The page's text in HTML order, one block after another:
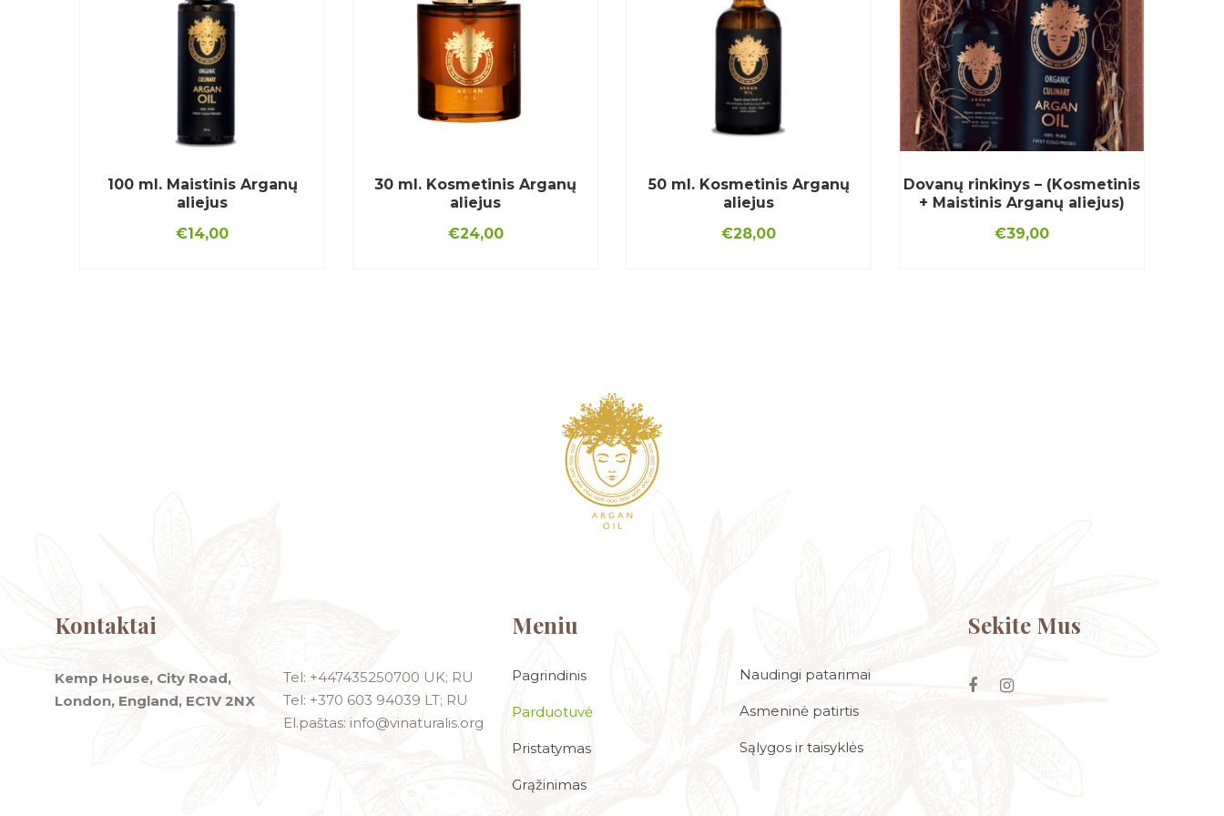
100 ml. Maistinis Arganų
aliejus
€14,00
30 ml. Kosmetinis Arganų
aliejus
€24,00
50 ml. Kosmetinis Arganų
aliejus
€28,00
Dovanų rinkinys – (Kosmetinis
+ Maistinis Arganų aliejus)
€39,00
Kontaktai
Kemp House, City Road,
London, England, EC1V 2NX
Tel: +447435250700 UK; RU
Tel: +370 603 94039 LT; RU
El.paštas: info@vinaturalis.org
Meniu
Pagrindinis
Parduotuvė
Pristatymas
Grąžinimas
Naudingi patarimai
Asmeninė patirtis
Sąlygos ir taisyklės
Sekite Mus